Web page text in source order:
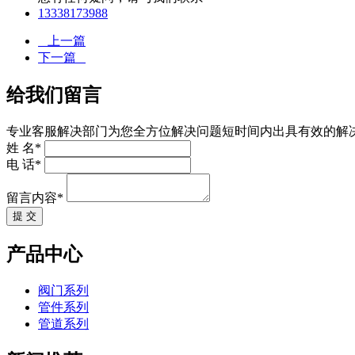
13338173988
上一篇
下一篇
给我们留言
专业客服解决部门为您全方位解决问题短时间内出具有效的解
姓 名*
电 话*
留言内容*
提 交
产品中心
阀门系列
管件系列
管道系列